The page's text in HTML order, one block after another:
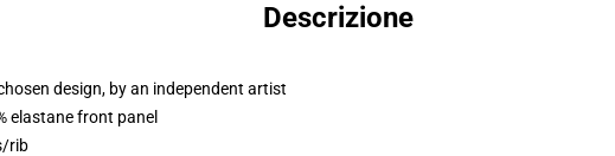
Descrizione
design, by an independent artist
elastane front panel
rib